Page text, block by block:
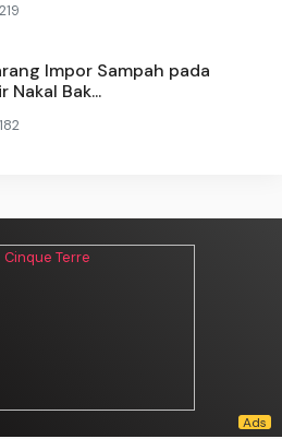
219
Impor Sampah pada
Bak...
182